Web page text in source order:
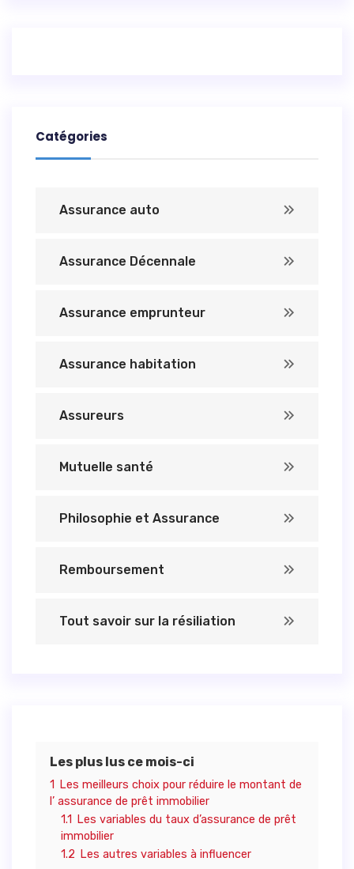
Catégories
Assurance auto
Assurance Décennale
Assurance emprunteur
Assurance habitation
Assureurs
Mutuelle santé
Philosophie et Assurance
Remboursement
Tout savoir sur la résiliation
Les plus lus ce mois-ci
1
Les meilleurs choix pour réduire le montant de
l’ assurance de prêt immobilier
1.1
Les variables du taux d’assurance de prêt
immobilier
1.2 Les autres variables à influencer